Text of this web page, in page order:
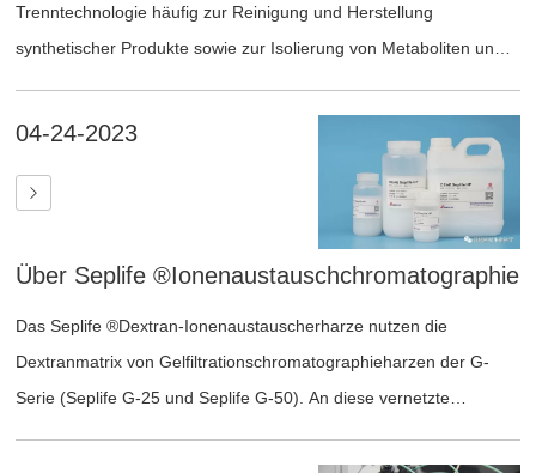
Trenntechnologie häufig zur Reinigung und Herstellung
synthetischer Produkte sowie zur Isolierung von Metaboliten und
Verbindungen und Biomolekülen eingesetzt. Sie findet auch breite
Anwendung im Bereich der Adsorption und Trennung.
04-24-2023
Über Seplife ®Ionenaustauschchromatographie
Das Seplife ®Dextran-Ionenaustauscherharze nutzen die
Dextranmatrix von Gelfiltrationschromatographieharzen der G-
Serie (Seplife G-25 und Seplife G-50). An diese vernetzte
Eigenschaften fest gebunden. Dextran-Ionenaustauscherharze